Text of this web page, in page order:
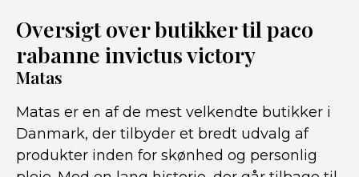
Oversigt over butikker til paco
rabanne invictus victory
Matas
Matas er en af de mest velkendte butikker i
Danmark, der tilbyder et bredt udvalg af
produkter inden for skønhed og personlig